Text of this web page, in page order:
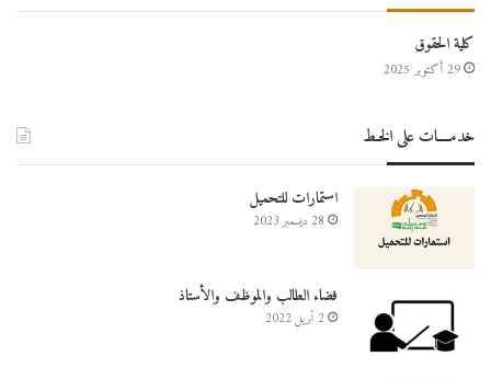
كلية الحقوق
29 أكتوبر 2025
خدمــــات على الخـط
استمارات للتحميل
28 ديسمبر 2023
فضاء الطالب والموظف والأستاذ
2 أبريل 2022